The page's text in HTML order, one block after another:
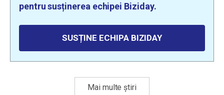
pentru susținerea echipei Biziday.
SUSȚINE ECHIPA BIZIDAY
Mai multe știri